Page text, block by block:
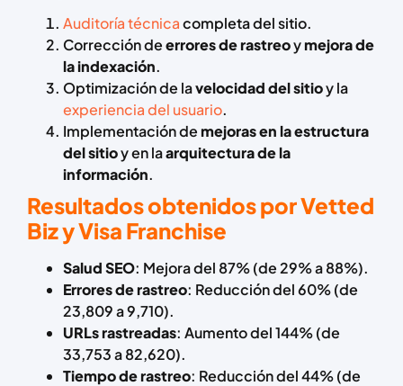
Auditoría técnicacompleta del sitio.
Corrección deerrores de rastreoymejora de
la indexación.
Optimización de lavelocidad del sitioy la
experiencia del usuario.
Implementación demejoras en la estructura
del sitioy en laarquitectura de la
información.
Resultados obtenidos por Vetted
Biz y Visa Franchise
Salud SEO: Mejora del 87% (de 29% a 88%).
Errores de rastreo: Reducción del 60% (de
23,809 a 9,710).
URLs rastreadas: Aumento del 144% (de
33,753 a 82,620).
Tiempo de rastreo: Reducción del 44% (de